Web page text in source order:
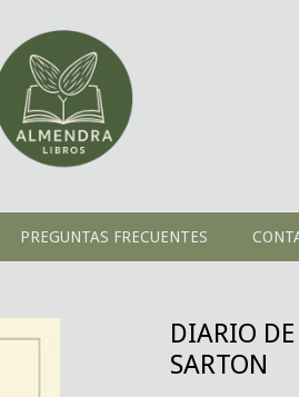
PREGUNTAS FRECUENTES
DIARIO
SARTON